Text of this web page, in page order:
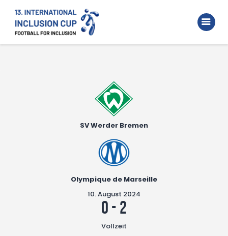
Home
Walking Football Turnier
SV Werder Bremen
Olympique de Marseille
10. August 2024
0 - 2
Vollzeit